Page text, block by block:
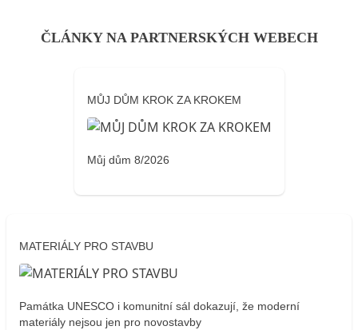
ČLÁNKY NA PARTNERSKÝCH WEBECH
MŮJ DŮM KROK ZA KROKEM
Můj dům 8/2026
MATERIÁLY PRO STAVBU
Památka UNESCO i komunitní sál dokazují, že moderní
materiály nejsou jen pro novostavby